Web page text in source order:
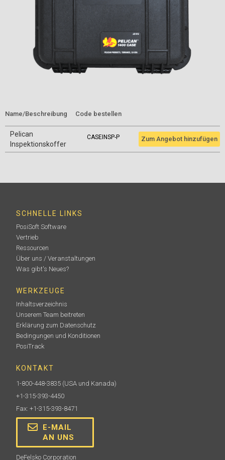
Name/Beschreibung Code bestellen
Pelican
Inspektionskoffer
CASEINSP-P Zum Angebot hinzufügen
SCHNELLE LINKS
PosiSoft Software
Vertrieb
Ressourcen
Über uns / Veranstaltungen
Was gibt's Neues?
WERKZEUGE
Inhaltsverzeichnis
Unserem Team beitreten
Erklärung zum Datenschutz
Bedingungen und Konditionen
PosiTrack
KONTAKT
1-800-448-3835 (USA und Kanada)
+1-315-393-4450
Fax: +1-315-393-8471
E-MAIL
AN UNS
DeFelsko Corporation